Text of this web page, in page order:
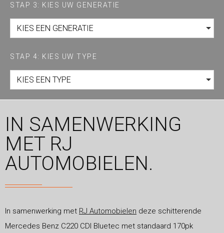
STAP 3: KIES UW GENERATIE
KIES EEN GENERATIE
STAP 4: KIES UW TYPE
KIES EEN TYPE
IN SAMENWERKING
MET RJ
AUTOMOBIELEN.
In samenwerking met RJ Automobielen deze schitterende
Mercedes Benz C220 CDI Bluetec met standaard 170pk